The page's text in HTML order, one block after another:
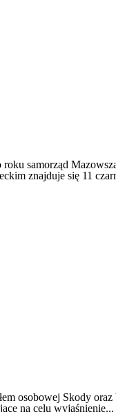
samorząd
znajduje się 11
osobowej Skody
na celu wyjaśnienie...